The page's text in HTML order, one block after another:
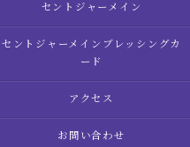
セントジャーメイン
セントジャーメインブレッシングカ
ード
アクセス
お問い合わせ